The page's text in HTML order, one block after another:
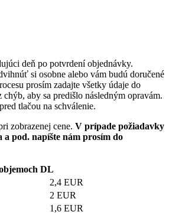
deň po potvrdení objednávky.
si osobne alebo vám budú doručené
prosím zadajte všetky údaje do
aby sa predišlo následným opravám.
tlačou na schválenie.
zobrazenej cene. V prípade požiadavky
a pod. napíšte nám prosím do
DL
2,4 EUR
2 EUR
1,6 EUR